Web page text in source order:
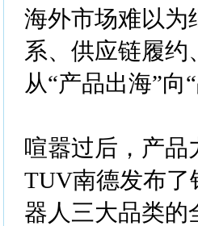
海外市场难以为
系、供应链履约
从“产品出海”向
喧嚣过后，产品
TUV南德发布了
器人三大品类的